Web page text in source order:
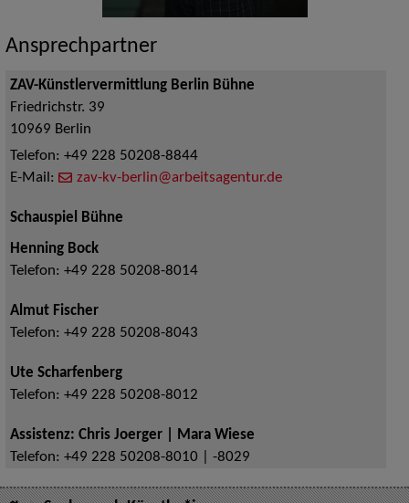
Ansprechpartner
ZAV-Künstlervermittlung Berlin Bühne
Friedrichstr. 39
10969 Berlin
Telefon: +49 228 50208-8844
E-Mail:
zav-kv-berlin@arbeitsagentur.de
Schauspiel Bühne
Henning Bock
Telefon: +49 228 50208-8014
Almut Fischer
Telefon: +49 228 50208-8043
Ute Scharfenberg
Telefon: +49 228 50208-8012
Assistenz: Chris Joerger | Mara Wiese
Telefon: +49 228 50208-8010 | -8029